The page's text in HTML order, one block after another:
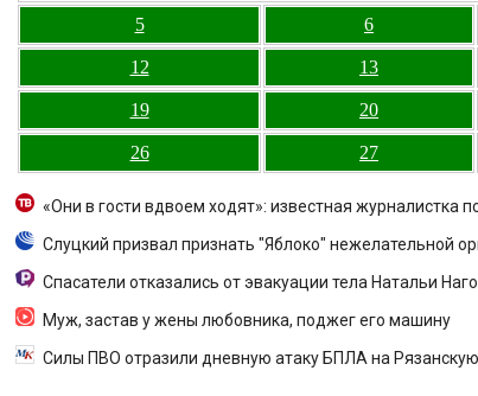
5 6
12 13
19 20
26 27
«Они в гости вдвоем ходят»: известная журналистка
Слуцкий призвал признать "Яблоко" нежелательной
Спасатели отказались от эвакуации тела Натальи
Муж, застав у жены любовника, поджег его машину
Силы ПВО отразили дневную атаку БПЛА на